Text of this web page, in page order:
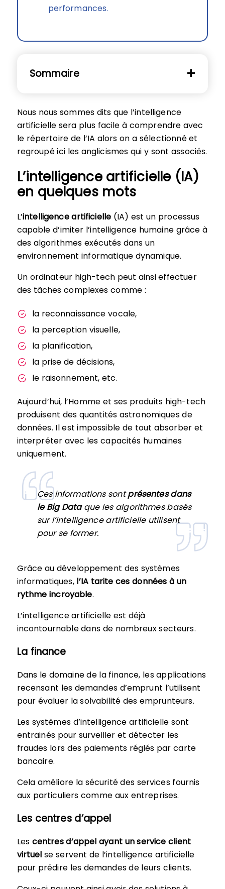
performances.
Sommaire
Nous nous sommes dits que l’intelligence
artificielle sera plus facile à comprendre avec
le répertoire de l’IA alors on a sélectionné et
regroupé ici les anglicismes qui y sont associés.
L’intelligence artificielle (IA)
en quelques mots
L’intelligence artificielle (IA) est un processus
capable d’imiter l’intelligence humaine grâce à
des algorithmes exécutés dans un
environnement informatique dynamique.
Un ordinateur high-tech peut ainsi effectuer
des tâches complexes comme :
la reconnaissance vocale,
la perception visuelle,
la planification,
la prise de décisions,
le raisonnement, etc.
Aujourd’hui, l’Homme et ses produits high-tech
produisent des quantités astronomiques de
données. Il est impossible de tout absorber et
interpréter avec les capacités humaines
uniquement.
Ces informations sontprésentes dans
le Big Dataque les algorithmes basés
sur l’intelligence artificielle utilisent
pour se former.
Grâce au développement des systèmes
informatiques, l’IA tarite ces données à un
rythme incroyable.
L’intelligence artificielle est déjà
incontournable dans de nombreux secteurs.
La finance
Dans le domaine de la finance, les applications
recensant les demandes d’emprunt l’utilisent
pour évaluer la solvabilité des emprunteurs.
Les systèmes d’intelligence artificielle sont
entrainés pour surveiller et détecter les
fraudes lors des paiements réglés par carte
bancaire.
Cela améliore la sécurité des services fournis
aux particuliers comme aux entreprises.
Les centres d’appel
Les centres d’appel ayant un service client
virtuel se servent de l’intelligence artificielle
pour prédire les demandes de leurs clients.